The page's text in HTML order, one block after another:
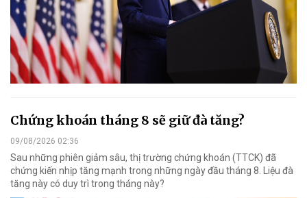
Chứng khoán tháng 8 sẽ giữ đà tăng?
09/08/2026 02:36
Sau những phiên giảm sâu, thị trường chứng khoán (TTCK) đã
chứng kiến nhịp tăng mạnh trong những ngày đầu tháng 8. Liệu đà
tăng này có duy trì trong tháng này?